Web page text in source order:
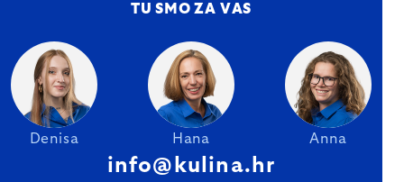
TU SMO ZA VAS
Denisa Hana Anna
info@kulina.hr